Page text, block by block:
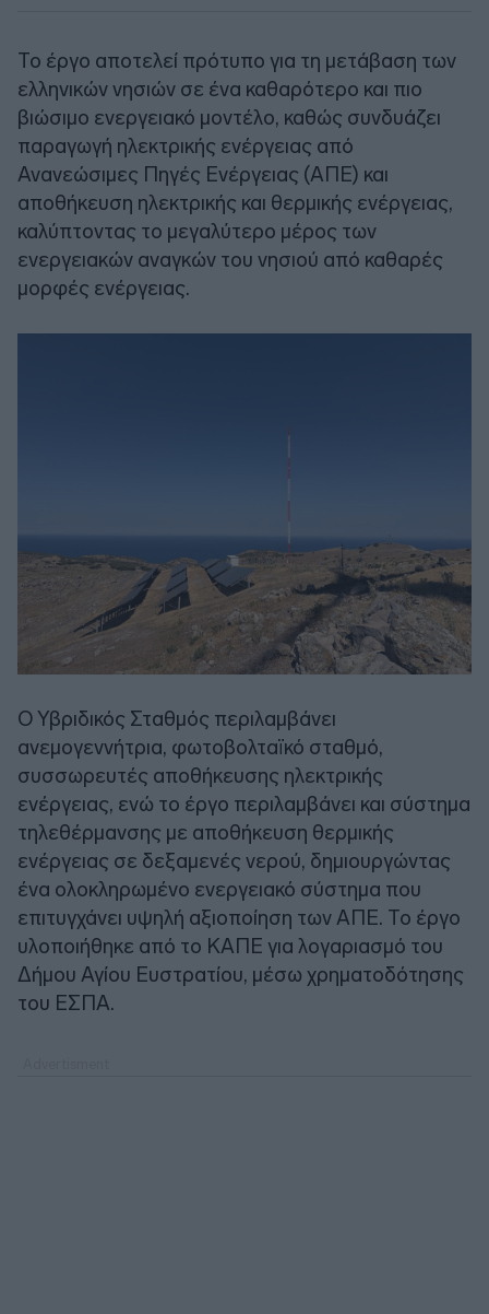
Το έργο αποτελεί πρότυπο για τη μετάβαση των
ελληνικών νησιών σε ένα καθαρότερο και πιο
βιώσιμο ενεργειακό μοντέλο, καθώς συνδυάζει
παραγωγή ηλεκτρικής ενέργειας από
Ανανεώσιμες Πηγές Ενέργειας (ΑΠΕ) και
αποθήκευση ηλεκτρικής και θερμικής ενέργειας,
καλύπτοντας το μεγαλύτερο μέρος των
ενεργειακών αναγκών του νησιού από καθαρές
μορφές ενέργειας.
Ο Υβριδικός Σταθμός περιλαμβάνει
ανεμογεννήτρια, φωτοβολταϊκό σταθμό,
συσσωρευτές αποθήκευσης ηλεκτρικής
ενέργειας, ενώ το έργο περιλαμβάνει και σύστημα
τηλεθέρμανσης με αποθήκευση θερμικής
ενέργειας σε δεξαμενές νερού, δημιουργώντας
ένα ολοκληρωμένο ενεργειακό σύστημα που
επιτυγχάνει υψηλή αξιοποίηση των ΑΠΕ. Το έργο
υλοποιήθηκε από το ΚΑΠΕ για λογαριασμό του
Δήμου Αγίου Ευστρατίου, μέσω χρηματοδότησης
του ΕΣΠΑ.